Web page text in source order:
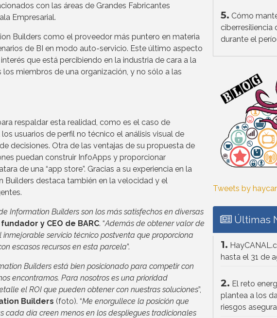
con las áreas de Grandes Fabricantes
Empresarial.
Builders como el proveedor más puntero en materia
de BI en modo auto-servicio. Este último aspecto
que está percibiendo en la industria de cara a la
miembros de una organización, y no sólo a las
respaldar esta realidad, como es el caso de
usuarios de perfil no técnico el análisis visual de
decisiones. Otra de las ventajas de su propuesta de
puedan construir InfoApps y proporcionar
de una “app store”. Gracias a su experiencia en la
Builders destaca también en la velocidad y el
Information Builders son los más satisfechos en diversas
y CEO de BARC. “Además de obtener valor de
servicio técnico postventa que proporciona
escasos recursos en esta parcela”.
Builders está bien posicionado para competir con
encontramos. Para nosotros es una prioridad
el ROI que pueden obtener con nuestras soluciones”,
Builders (foto). “Me enorgullece la posición que
cada día creen menos en los despliegues tradicionales
5. Cómo
ciberresiliencia
durante el
Tweets by
Últimas
1.
hasta el 31 de
2. El reto
plantea a los
riesgos